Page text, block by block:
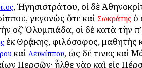
, Ἡγησιστράτου, οἱ δὲ
γεγονὼς ὅτε καὶ Σωκράτης ὁ
οζʹ Ὀλυμπιάδα, οἱ δὲ κατὰ τὴν
ἐκ Θρᾴκης, φιλόσοφος, μαθητὴς
καὶ Λευκίππου, ὡς δέ τινες καὶ
Περσῶν· ἦλθε γὰρ καὶ εἰς